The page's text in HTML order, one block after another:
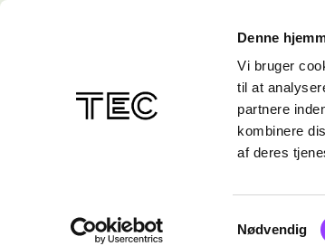
Denne
Vi bruger
til at
partnere
kombinere
af deres
Samtykkevalg
Nødvendig